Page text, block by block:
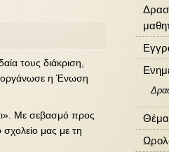
τους διάκριση,
η Ένωση
Με σεβασμό προς
μας με τη